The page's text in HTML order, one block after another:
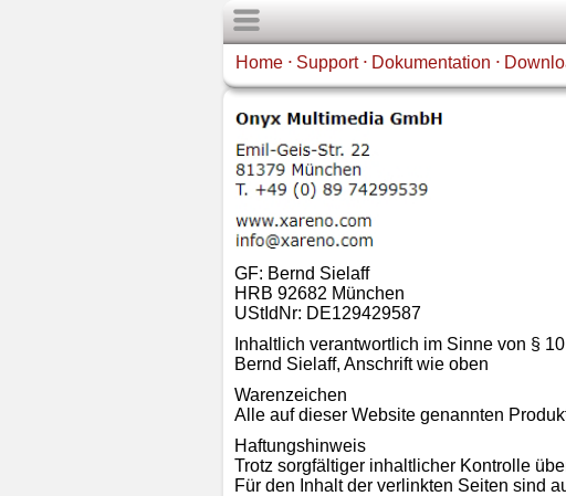
GF: Bernd Sielaff
HRB 92682 München
UStIdNr: DE129429587
Inhaltlich verantwortlich im Sinne von §
Bernd Sielaff, Anschrift wie oben
Warenzeichen
Alle auf dieser Website genannten
Haftungshinweis
Trotz sorgfältiger inhaltlicher Kontrolle
Für den Inhalt der verlinkten Seiten sind
Home • Support • Dokumentation •